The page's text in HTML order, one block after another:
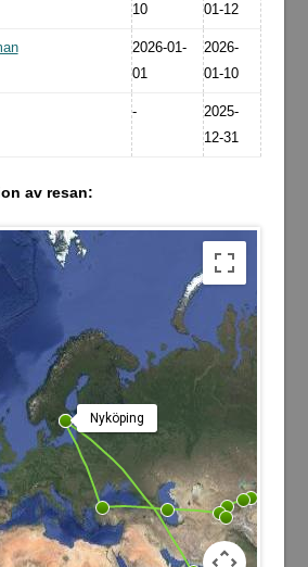
10
01-12
2026-01-
01
2026-
01-10
-
2025-
12-31
av resan:
Nyköping